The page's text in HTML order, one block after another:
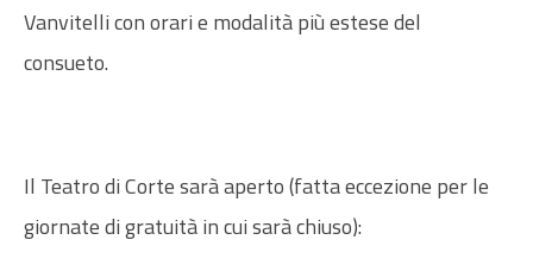
Vanvitelli con orari e modalità più estese del
consueto.
Il Teatro di Corte sarà aperto (fatta eccezione per le
giornate di gratuità in cui sarà chiuso):